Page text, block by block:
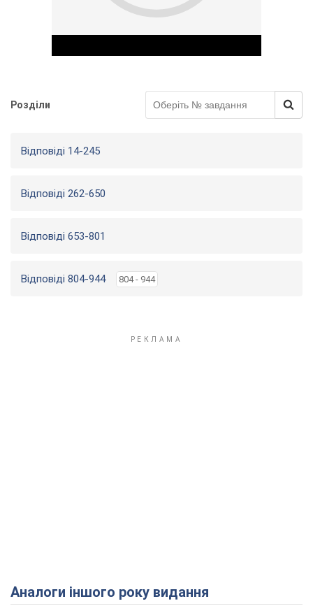
Розділи
Відповіді 14-245
Відповіді 262-650
Відповіді 653-801
Відповіді 804-944 804 - 944
Аналоги іншого року видання